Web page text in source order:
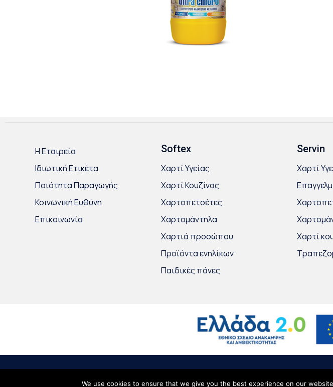
Η Εταιρεία
Ιδιωτική Ετικέτα
Ποιότητα Παραγωγής
Κοινωνική Ευθύνη
Επικοινωνία
Softex
Χαρτί Υγείας
Χαρτί Κουζίνας
Χαρτοπετσέτες
Χαρτομάντηλα
Χαρτιά προσώπου
Προϊόντα ενηλίκων
Παιδικές πάνες
Servin
Χαρτί
Χαρτί
We use cookies to ensure that we give you the best experience on our